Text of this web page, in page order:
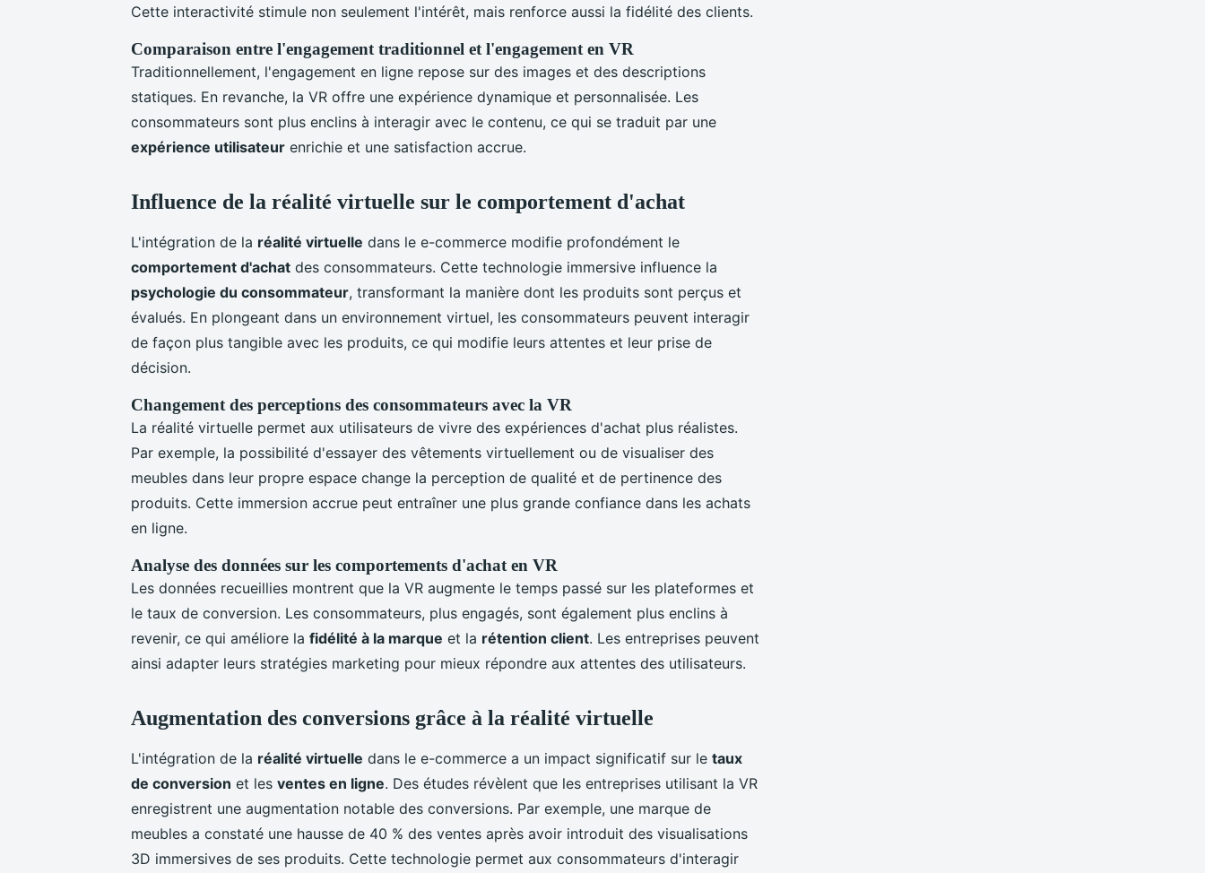
Cette interactivité stimule non seulement l'intérêt, mais renforce aussi la fidélité des clients.
Comparaison entre l'engagement traditionnel et l'engagement en VR
Traditionnellement, l'engagement en ligne repose sur des images et des descriptions
statiques. En revanche, la VR offre une expérience dynamique et personnalisée. Les
consommateurs sont plus enclins à interagir avec le contenu, ce qui se traduit par une
expérience utilisateur enrichie et une satisfaction accrue.
Influence de la réalité virtuelle sur le comportement d'achat
L'intégration de la réalité virtuelle dans le e-commerce modifie profondément le
comportement d'achat des consommateurs. Cette technologie immersive influence la
psychologie du consommateur, transformant la manière dont les produits sont perçus et
évalués. En plongeant dans un environnement virtuel, les consommateurs peuvent interagir
de façon plus tangible avec les produits, ce qui modifie leurs attentes et leur prise de
décision.
Changement des perceptions des consommateurs avec la VR
La réalité virtuelle permet aux utilisateurs de vivre des expériences d'achat plus réalistes.
Par exemple, la possibilité d'essayer des vêtements virtuellement ou de visualiser des
meubles dans leur propre espace change la perception de qualité et de pertinence des
produits. Cette immersion accrue peut entraîner une plus grande confiance dans les achats
en ligne.
Analyse des données sur les comportements d'achat en VR
Les données recueillies montrent que la VR augmente le temps passé sur les plateformes et
le taux de conversion. Les consommateurs, plus engagés, sont également plus enclins à
revenir, ce qui améliore la fidélité à la marque et la rétention client. Les entreprises peuvent
ainsi adapter leurs stratégies marketing pour mieux répondre aux attentes des utilisateurs.
Augmentation des conversions grâce à la réalité virtuelle
L'intégration de la réalité virtuelle dans le e-commerce a un impact significatif sur le taux
de conversion et les ventes en ligne. Des études révèlent que les entreprises utilisant la VR
enregistrent une augmentation notable des conversions. Par exemple, une marque de
meubles a constaté une hausse de 40 % des ventes après avoir introduit des visualisations
3D immersives de ses produits. Cette technologie permet aux consommateurs d'interagir